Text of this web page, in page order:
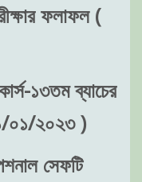
ফলাফল (
১৩তম ব্যাচের
০১/২০২৩ )
সেফটি